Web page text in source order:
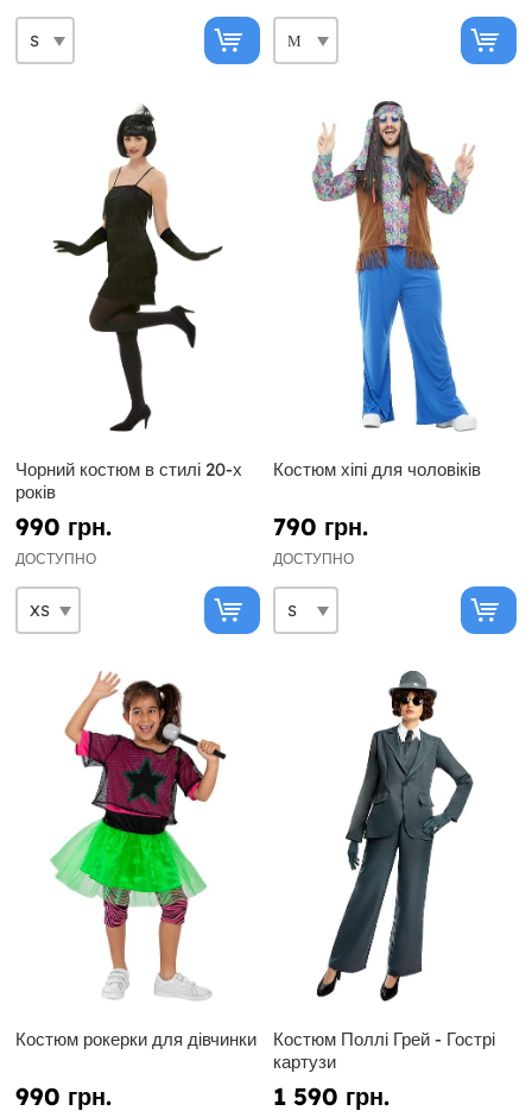
Чорний костюм в стилі 20-х
років
990 грн.
ДОСТУПНО
Костюм хіпі для чоловіків
790 грн.
ДОСТУПНО
Костюм рокерки для дівчинки
990 грн.
Костюм Поллі Грей - Гострі
картузи
1 590 грн.